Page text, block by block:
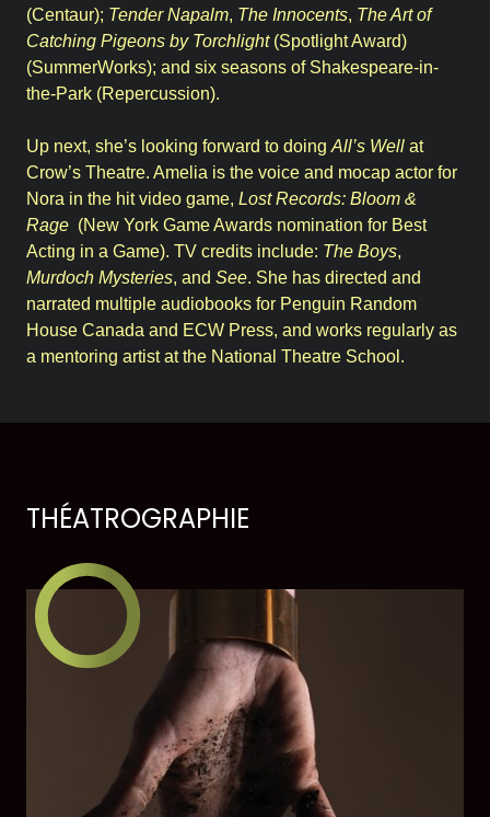
(Centaur); Tender Napalm, The Innocents, The Art of
Catching Pigeons by Torchlight(Spotlight Award)
(SummerWorks); and six seasons of Shakespeare-in-
the-Park (Repercussion).
Up next, she’s looking forward to doingAll’s Well at
Crow’s Theatre. Amelia is the voice and mocap actor for
Nora in the hit video game,Lost Records: Bloom &
Rage (New York Game Awards nomination for Best
Acting in a Game). TV credits include: The Boys,
Murdoch Mysteries, andSee. She has directed and
narrated multiple audiobooks for Penguin Random
House Canada and ECW Press, and works regularly as
a mentoring artist at the National Theatre School.
THÉATROGRAPHIE